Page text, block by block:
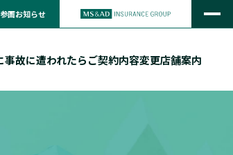
画お知らせ
事故に遭われたらご契約内容変更店舗案内